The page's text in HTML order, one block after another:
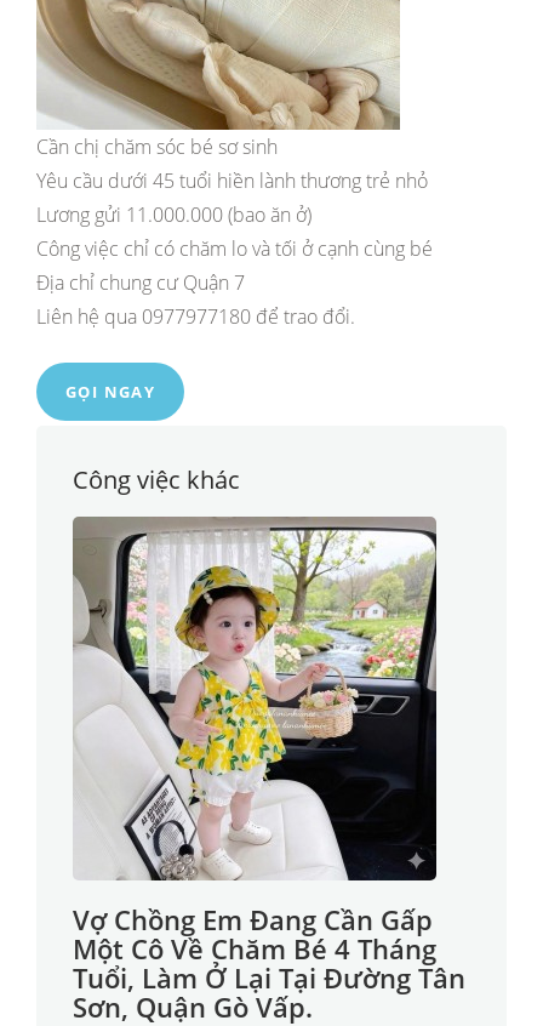
Cần chị chăm sóc bé sơ sinh
Yêu cầu dưới 45 tuổi hiền lành thương trẻ nhỏ
Lương gửi 11.000.000 (bao ăn ở)
Công việc chỉ có chăm lo và tối ở cạnh cùng bé
Địa chỉ chung cư Quận 7
Liên hệ qua 0977977180 để trao đổi.
GỌI NGAY
Công việc khác
Vợ Chồng Em Đang Cần Gấp
Một Cô Về Chăm Bé 4 Tháng
Tuổi, Làm Ở Lại Tại Đường Tân
Sơn, Quận Gò Vấp.